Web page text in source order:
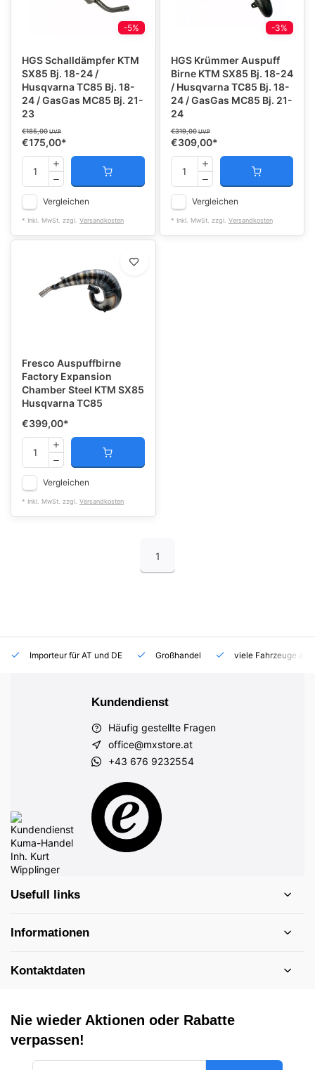
-5%
HGS Schalldämpfer KTM
SX85 Bj. 18-24 /
Husqvarna TC85 Bj. 18-
24 / GasGas MC85 Bj. 21-
23
€185,00 UVP
€175,00*
Vergleichen
* Inkl. MwSt. zzgl. Versandkosten
-3%
HGS Krümmer Auspuff
Birne KTM SX85 Bj. 18-24
/ Husqvarna TC85 Bj. 18-
24 / GasGas MC85 Bj. 21-
24
€319,00 UVP
€309,00*
Vergleichen
* Inkl. MwSt. zzgl. Versandkosten
Fresco Auspuffbirne
Factory Expansion
Chamber Steel KTM SX85
Husqvarna TC85
€399,00*
Vergleichen
* Inkl. MwSt. zzgl. Versandkosten
1
Importeur für AT und DE Großhandel viele Fahrzeuge auf
Kundendienst
Häufig gestellte Fragen
office@mxstore.at
+43 676 9232554
Usefull links
Informationen
Kontaktdaten
Nie wieder Aktionen oder Rabatte
verpassen!